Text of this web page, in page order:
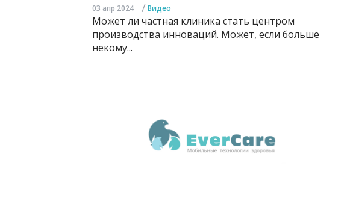
03 апр 2024 / Видео
Может ли частная клиника стать центром
производства инноваций. Может, если больше
некому...